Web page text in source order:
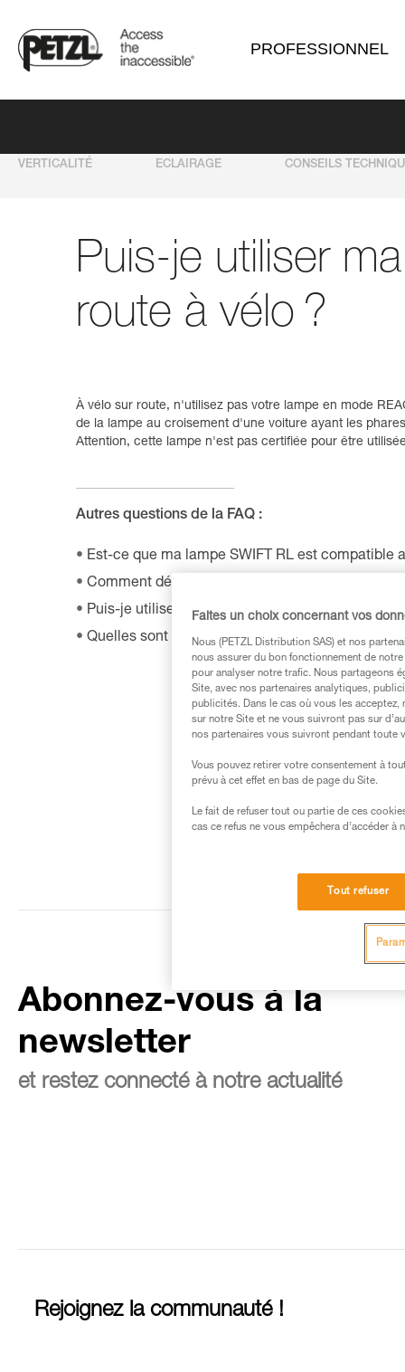
PROFESSIONNEL
VERTICALITÉ ECLAIRAGE CONSEILS
Puis-je utiliser
route à vélo ?
À vélo sur route, n'utilisez pas votre lampe en mode
de la lampe au croisement d'une voiture ayant les
Attention, cette lampe n'est pas certifiée pour être
Autres questions de la FAQ :
Est-ce que ma lampe SWIFT RL est compatible
Comment désactiver le mode Boost sur ma
Puis-je utiliser ma lampe connectée
Quelles sont les batteries rechargeables
Abonnez-vous à la
newsletter
et restez connecté à notre actualité
Rejoignez la communauté !
Faites un choix concernant vos
Nous (PETZL Distribution SAS) et nos
nous assurer du bon fonctionnement de
pour analyser notre trafic. Nous partageons
Site, avec nos partenaires analytiques,
publicités. Dans le cas où vous les
sur notre Site et ne vous suivront pas sur
nos partenaires vous suivront pendant toute
Vous pouvez retirer votre consentement à
prévu à cet effet en bas de page du Site.
Le fait de refuser tout ou partie de ces
cas ce refus ne vous empêchera d’accéder à
Tout refuser